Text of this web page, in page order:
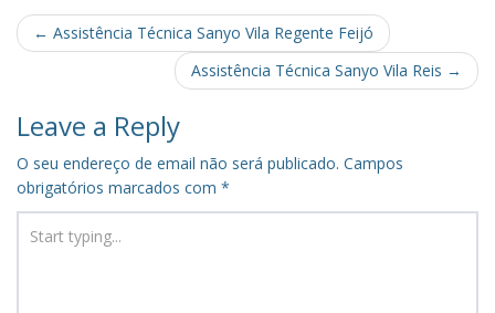
Post
navigation
← Assistência Técnica Sanyo Vila Regente Feijó
Assistência Técnica Sanyo Vila Reis →
Leave a Reply
O seu endereço de email não será publicado. Campos
obrigatórios marcados com *